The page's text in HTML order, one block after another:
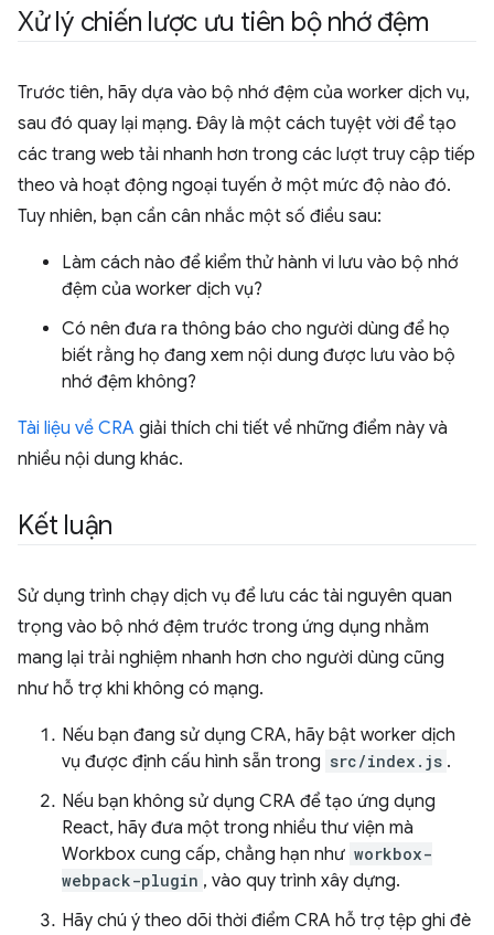
Xử lý chiến lược ưu tiên bộ nhớ đệm
Trước tiên, hãy dựa vào bộ nhớ đệm của worker dịch vụ,
sau đó quay lại mạng. Đây là một cách tuyệt vời để tạo
các trang web tải nhanh hơn trong các lượt truy cập tiếp
theo và hoạt động ngoại tuyến ở một mức độ nào đó.
Tuy nhiên, bạn cần cân nhắc một số điều sau:
Làm cách nào để kiểm thử hành vi lưu vào bộ nhớ
đệm của worker dịch vụ?
Có nên đưa ra thông báo cho người dùng để họ
biết rằng họ đang xem nội dung được lưu vào bộ
nhớ đệm không?
Tài liệu về CRA giải thích chi tiết về những điểm này và
nhiều nội dung khác.
Kết luận
Sử dụng trình chạy dịch vụ để lưu các tài nguyên quan
trọng vào bộ nhớ đệm trước trong ứng dụng nhằm
mang lại trải nghiệm nhanh hơn cho người dùng cũng
như hỗ trợ khi không có mạng.
Nếu bạn đang sử dụng CRA, hãy bật worker dịch
vụ được định cấu hình sẵn trong src/index.js .
Nếu bạn không sử dụng CRA để tạo ứng dụng
React, hãy đưa một trong nhiều thư viện mà
Workbox cung cấp, chẳng hạn như workbox-
webpack-plugin , vào quy trình xây dựng.
Hãy chú ý theo dõi thời điểm CRA hỗ trợ tệp ghi đè